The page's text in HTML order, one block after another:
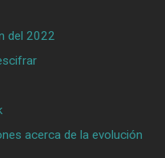
del 2022
acerca de la evolución